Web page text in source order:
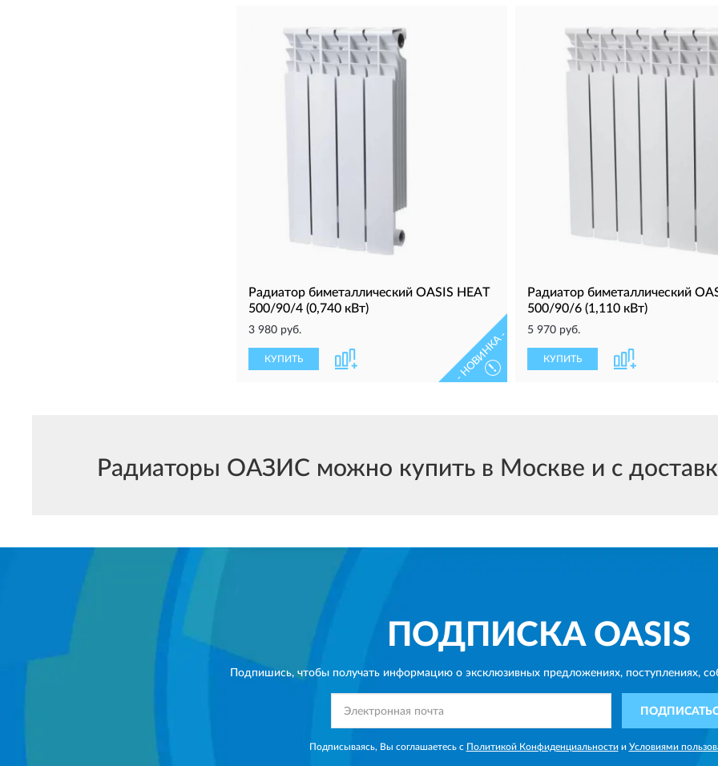
Радиатор биметаллический OASIS HEAT
500/90/4 (0,740 кВт)
3 980 руб.
КУПИТЬ - НОВИНКА -
!
Радиатор биметаллический
500/90/6 (1,110 кВт)
5 970 руб.
КУПИТЬ
Радиаторы ОАЗИС можно купить в Москве и с
ПОДПИСКАOASIS
Подпишись, чтобы получать информацию о эксклюзивных предложениях,поступлениях,
Подписываясь, Вы соглашаетесь с Политикой Конфиденциальности и Условиями